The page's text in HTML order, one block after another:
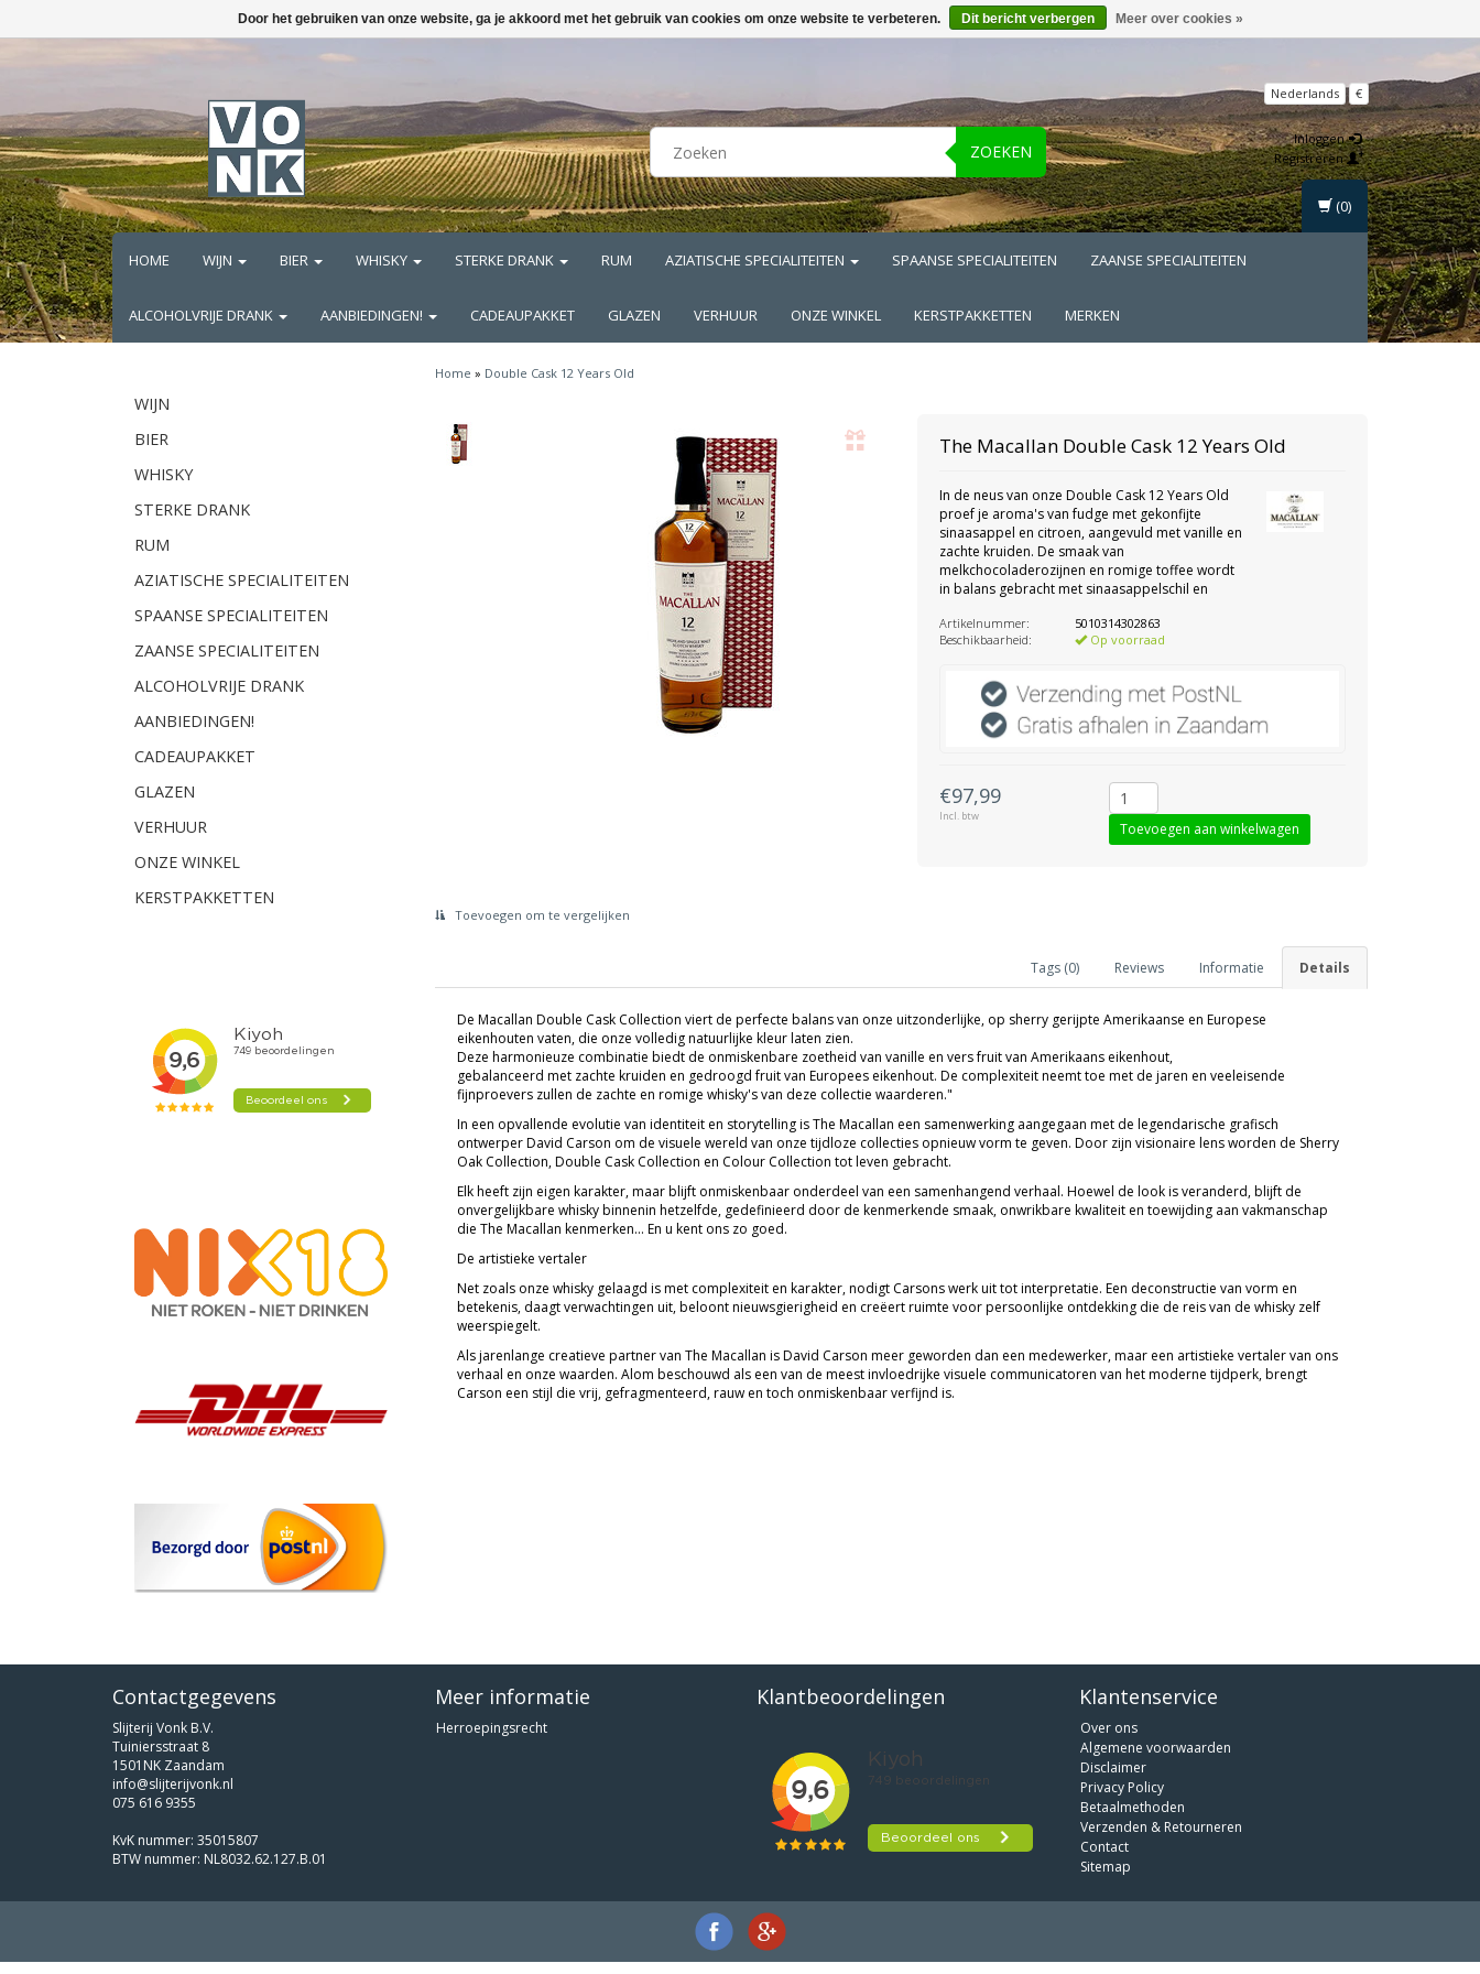
ZOEKEN
Nederlands €
Inloggen
Registreren
HOME WIJN BIER WHISKY STERKE DRANK RUM AZIATISCHE SPECIALITEITEN SPAANSE SPECIALITEITEN ZAANSE SPECIALITEITEN
ALCOHOLVRIJE DRANK AANBIEDINGEN! CADEAUPAKKET GLAZEN VERHUUR ONZE WINKEL KERSTPAKKETTEN MERKEN
(0)
WIJN
BIER
WHISKY
STERKE DRANK
RUM
AZIATISCHE SPECIALITEITEN
SPAANSE SPECIALITEITEN
ZAANSE SPECIALITEITEN
ALCOHOLVRIJE DRANK
AANBIEDINGEN!
CADEAUPAKKET
GLAZEN
VERHUUR
ONZE WINKEL
KERSTPAKKETTEN
Home » Double Cask 12 Years Old
The Macallan Double Cask 12 Years Old
In de neus van onze Double Cask 12 Years Old
proef je aroma's van fudge met gekonfijte
sinaasappel en citroen, aangevuld met vanille en
zachte kruiden. De smaak van
melkchocoladerozijnen en romige toffee wordt
in balans gebracht met sinaasappelschil en
Artikelnummer:
5010314302863
Beschikbaarheid:
Op voorraad
€97,99
Incl. btw
Toevoegen om te vergelijken
Details
Informatie
Reviews
Tags (0)
De Macallan Double Cask Collection viert de perfecte balans van onze uitzonderlijke, op sherry gerijpte Amerikaanse en Europese
eikenhouten vaten, die onze volledig natuurlijke kleur laten zien.
Deze harmonieuze combinatie biedt de onmiskenbare zoetheid van vanille en vers fruit van Amerikaans eikenhout,
gebalanceerd met zachte kruiden en gedroogd fruit van Europees eikenhout. De complexiteit neemt toe met de jaren en veeleisende
fijnproevers zullen de zachte en romige whisky's van deze collectie waarderen."
In een opvallende evolutie van identiteit en storytelling is The Macallan een samenwerking aangegaan met de legendarische grafisch
ontwerper David Carson om de visuele wereld van onze tijdloze collecties opnieuw vorm te geven. Door zijn visionaire lens worden de Sherry
Oak Collection, Double Cask Collection en Colour Collection tot leven gebracht.
Elk heeft zijn eigen karakter, maar blijft onmiskenbaar onderdeel van een samenhangend verhaal. Hoewel de look is veranderd, blijft de
onvergelijkbare whisky binnenin hetzelfde, gedefinieerd door de kenmerkende smaak, onwrikbare kwaliteit en toewijding aan vakmanschap
die The Macallan kenmerken... En u kent ons zo goed.
De artistieke vertaler
Net zoals onze whisky gelaagd is met complexiteit en karakter, nodigt Carsons werk uit tot interpretatie. Een deconstructie van vorm en
betekenis, daagt verwachtingen uit, beloont nieuwsgierigheid en creëert ruimte voor persoonlijke ontdekking die de reis van de whisky zelf
weerspiegelt.
Als jarenlange creatieve partner van The Macallan is David Carson meer geworden dan een medewerker, maar een artistieke vertaler van ons
verhaal en onze waarden. Alom beschouwd als een van de meest invloedrijke visuele communicatoren van het moderne tijdperk, brengt
Carson een stijl die vrij, gefragmenteerd, rauw en toch onmiskenbaar verfijnd is.
Contactgegevens
Slijterij Vonk B.V.
Tuiniersstraat 8
1501NK Zaandam
info@slijterijvonk.nl
075 616 9355
KvK nummer: 35015807
BTW nummer: NL8032.62.127.B.01
Meer informatie
Herroepingsrecht
Klantbeoordelingen Klantenservice
Over ons
Algemene voorwaarden
Disclaimer
Privacy Policy
Betaalmethoden
Verzenden & Retourneren
Contact
Sitemap
Door het gebruiken van onze website, ga je akkoord met het gebruik van cookies om onze website te verbeteren. Dit bericht verbergen Meer over cookies »